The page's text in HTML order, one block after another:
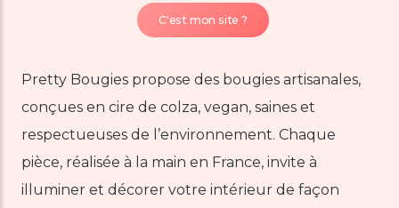
C'est mon site ?
Pretty Bougies propose des bougies artisanales,
conçues en cire de colza, vegan, saines et
respectueuses de l’environnement. Chaque
pièce, réalisée à la main en France, invite à
illuminer et décorer votre intérieur de façon